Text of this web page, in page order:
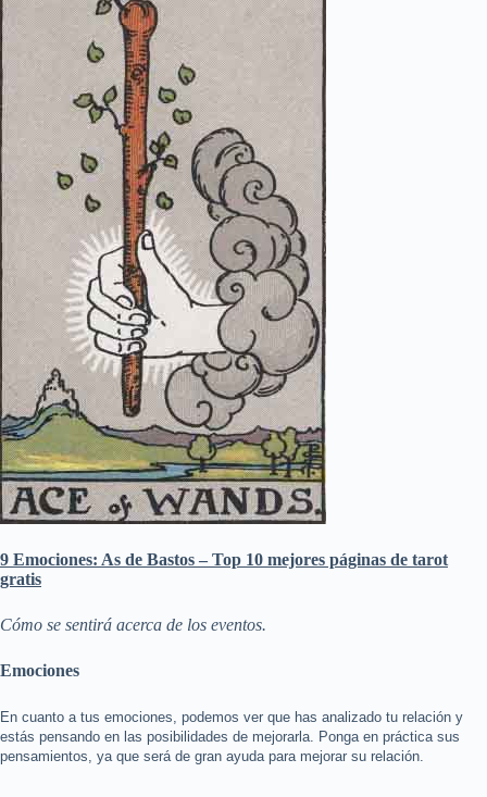
9 Emociones: As de Bastos – Top 10 mejores páginas de tarot
gratis
Cómo se sentirá acerca de los eventos.
Emociones
En cuanto a tus emociones, podemos ver que has analizado tu relación y
estás pensando en las posibilidades de mejorarla. Ponga en práctica sus
pensamientos, ya que será de gran ayuda para mejorar su relación.